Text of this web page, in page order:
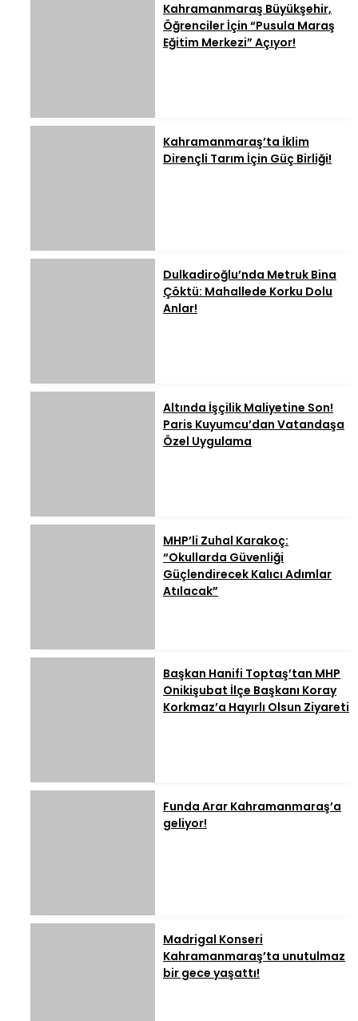
Kahramanmaraş Büyükşehir,
Öğrenciler İçin “Pusula Maraş
Eğitim Merkezi” Açıyor!
Kahramanmaraş’ta İklim
Dirençli Tarım İçin Güç Birliği!
Dulkadiroğlu’nda Metruk Bina
Çöktü: Mahallede Korku Dolu
Anlar!
Altında İşçilik Maliyetine Son!
Paris Kuyumcu’dan Vatandaşa
Özel Uygulama
MHP’li Zuhal Karakoç:
“Okullarda Güvenliği
Güçlendirecek Kalıcı Adımlar
Atılacak”
Başkan Hanifi Toptaş’tan MHP
Onikişubat İlçe Başkanı Koray
Korkmaz’a Hayırlı Olsun Ziyareti
Funda Arar Kahramanmaraş’a
geliyor!
Madrigal Konseri
Kahramanmaraş’ta unutulmaz
bir gece yaşattı!